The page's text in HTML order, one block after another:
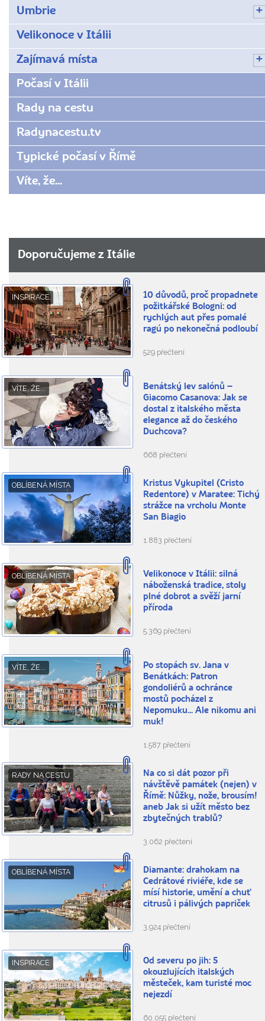
Umbrie
Velikonoce v Itálii
Zajímavá místa
Počasí v Itálii
Rady na cestu
Radynacestu.tv
Typické počasí v Římě
Víte, že...
Doporučujeme z Itálie
INSPIRACE
10 důvodů, proč propadnete
požitkářské Bologni: od
rychlých aut přes pomalé
ragú po nekonečná podloubí
529 přečtení
VÍTE, ŽE...
Benátský lev salónů –
Giacomo Casanova: Jak se
dostal z italského města
elegance až do českého
Duchcova?
668 přečtení
OBLÍBENÁ MÍSTA
Kristus Vykupitel (Cristo
Redentore) v Maratee: Tichý
strážce na vrcholu Monte
San Biagio
1.883 přečtení
OBLÍBENÁ MÍSTA
Velikonoce v Itálii: silná
náboženská tradice, stoly
plné dobrot a svěží jarní
příroda
5.369 přečtení
VÍTE, ŽE...
Po stopách sv. Jana v
Benátkách: Patron
gondoliérů a ochránce
mostů pocházel z
Nepomuku... Ale nikomu ani
muk!
1.587 přečtení
RADY NA CESTU
Na co si dát pozor při
návštěvě památek (nejen) v
Římě: Nůžky, nože, brousím!
aneb Jak si užít město bez
zbytečných trablů?
3.062 přečtení
OBLÍBENÁ MÍSTA
Diamante: drahokam na
Cedrátové riviéře, kde se
mísí historie, umění a chuť
citrusů i pálivých papriček
3.924 přečtení
INSPIRACE
Od severu po jih: 5
okouzlujících italských
městeček, kam turisté moc
nejezdí
60.055 přečtení